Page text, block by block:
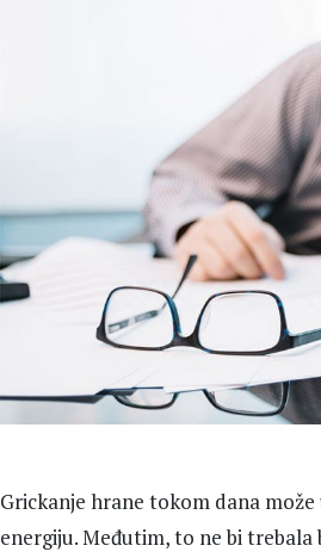
Grickanje hrane tokom dana
energiju. Međutim, to ne bi